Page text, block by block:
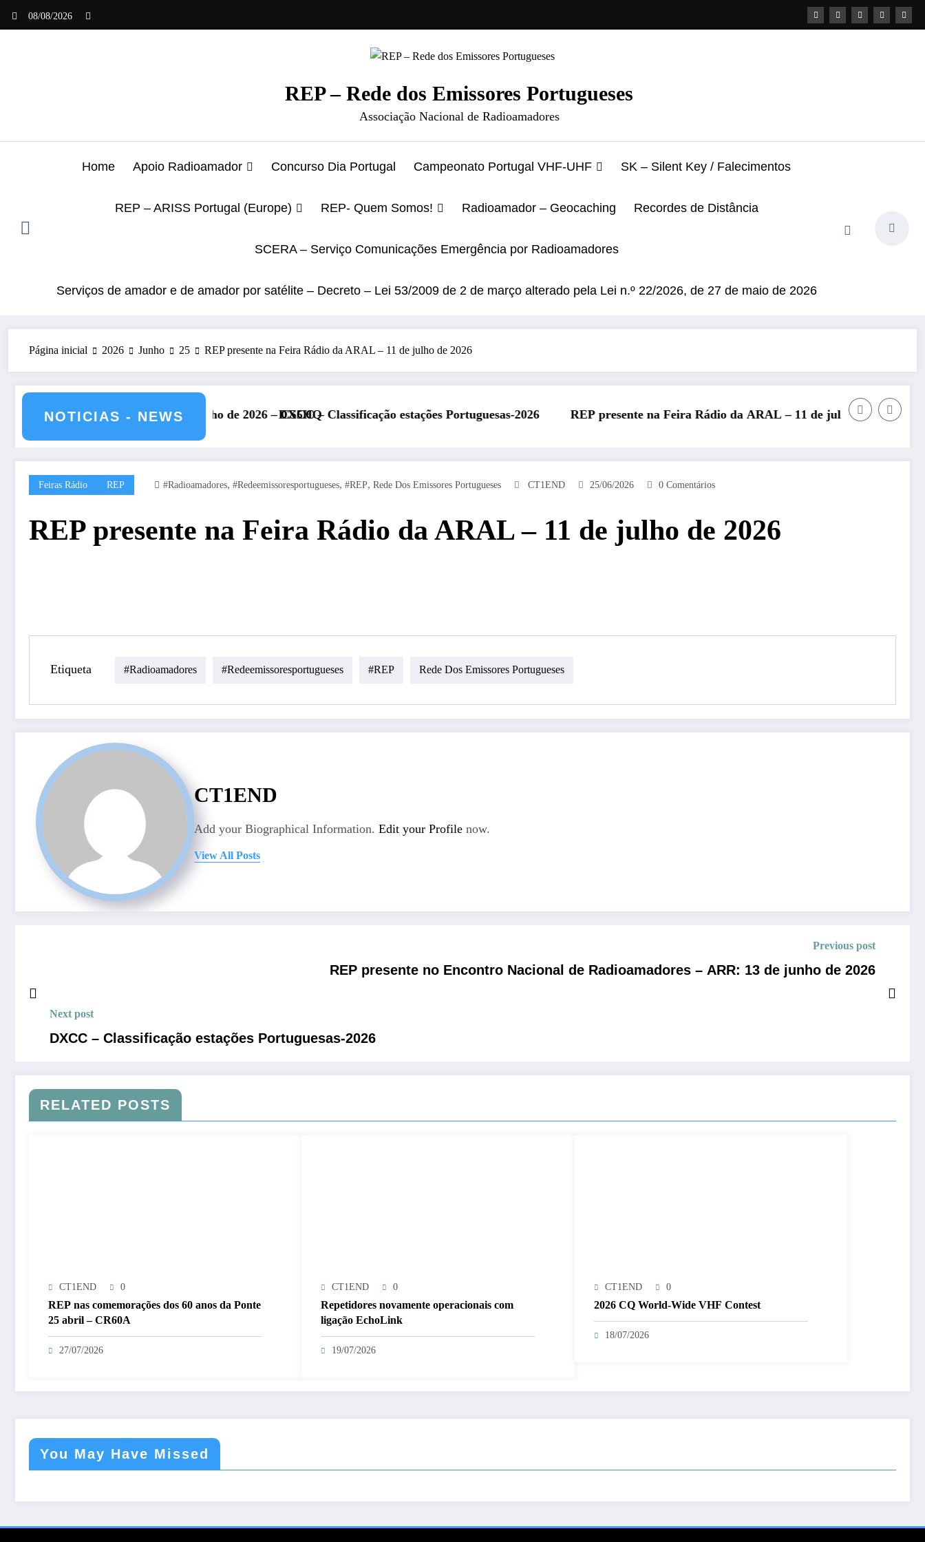
08/08/2026
REP – Rede dos Emissores Portugueses
Associação Nacional de Radioamadores
Home Apoio Radioamador Concurso Dia Portugal Campeonato Portugal VHF-UHF SK – Silent Key / Falecimentos
REP – ARISS Portugal (Europe) REP- Quem Somos! Radioamador – Geocaching Recordes de Distância
SCERA – Serviço Comunicações Emergência por Radioamadores
Serviços de amador e de amador por satélite – Decreto – Lei 53/2009 de 2 de março alterado pela Lei n.º 22/2026, de 27 de maio de 2026
Página inicial 2026 Junho 25 REP presente na Feira Rádio da ARAL – 11 de julho de 2026
NOTICIAS - NEWS
IARU – 11 e 12 de julho de 2026 – CS5HQDXCC – Classificação estações Portuguesas-2026 REP presente na Feira Rádio da ARAL – 11 de julho de 2026REP presente no
Feiras Rádio REP #radioamadores, #redeemissoresportugueses, #REP, Rede Dos Emissores Portugueses CT1END 25/06/2026 0 Comentários
REP presente na Feira Rádio da ARAL – 11 de julho de 2026
Etiqueta #radioamadores #redeemissoresportugueses #REP Rede Dos Emissores Portugueses
CT1END
Add your Biographical Information. Edit your Profile now.
View All Posts
Previous post
REP presente no Encontro Nacional de Radioamadores – ARR: 13 de junho de 2026
Next post
DXCC – Classificação estações Portuguesas-2026
RELATED POSTS
CT1END 0
REP nas comemorações dos 60 anos da Ponte
25 abril – CR60A
27/07/2026
CT1END 0
Repetidores novamente operacionais com
ligação EchoLink
19/07/2026
CT1END 0
2026 CQ World-Wide VHF Contest
18/07/2026
You May Have Missed